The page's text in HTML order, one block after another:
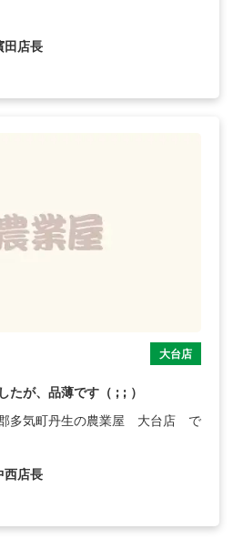
田店長
大台店
たが、品薄です（ ; ; ）
多気町丹生の農業屋 大台店 で
西店長